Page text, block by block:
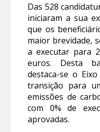
Das 528
iniciaram a sua
que os
maior brevidade,
a executar para
euros. Desta
destaca-se o
transição para
emissões de
com 0% de
aprovadas.